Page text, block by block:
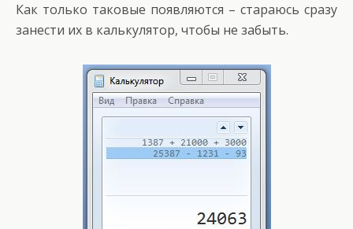
Как только таковые появляются – стараюсь сразу
занести их в калькулятор, чтобы не забыть.